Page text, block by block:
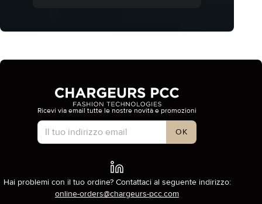
Tipo di account
Ricevi via email tutte le nostre novità e promozioni
OK
Hai problemi con il tuo ordine? Contattaci al seguente indirizzo:
online-orders@chargeurs-pcc.com